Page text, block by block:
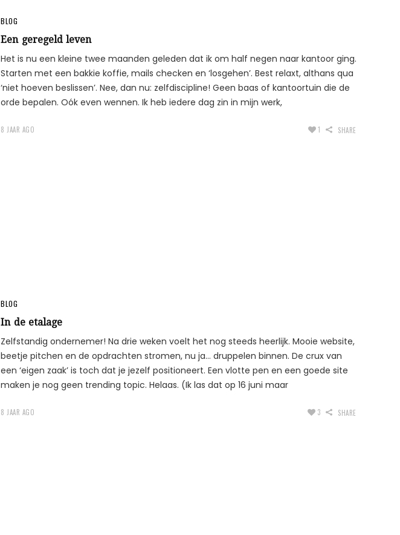
BLOG
Een geregeld leven
Het is nu een kleine twee maanden geleden dat ik om half negen naar kantoor ging.
Starten met een bakkie koffie, mails checken en ‘losgehen’. Best relaxt, althans qua
‘niet hoeven beslissen’. Nee, dan nu: zelfdiscipline! Geen baas of kantoortuin die de
orde bepalen. Oók even wennen. Ik heb iedere dag zin in mijn werk,
8 JAAR AGO 1 SHARE
BLOG
In de etalage
Zelfstandig ondernemer! Na drie weken voelt het nog steeds heerlijk. Mooie website,
beetje pitchen en de opdrachten stromen, nu ja… druppelen binnen. De crux van
een ‘eigen zaak’ is toch dat je jezelf positioneert. Een vlotte pen en een goede site
maken je nog geen trending topic. Helaas. (Ik las dat op 16 juni maar
8 JAAR AGO 3 SHARE